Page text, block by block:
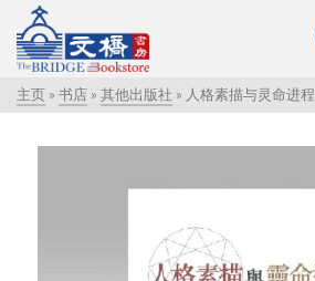
主页 » 书店 » 其他出版社 » 人格素描与灵命进程